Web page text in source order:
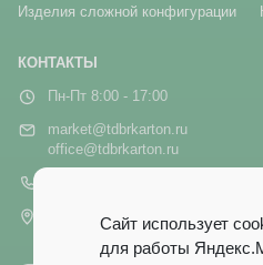
Изделия сложной конфигурации
КОНТАКТЫ
Пн-Пт 8:00 - 17:00
market@tdbrkarton.ru
office@tdbrkarton.ru
г. Брянск, рп Белые Берега,
ул. Белобережская, 1А
Сайт использует
для работы